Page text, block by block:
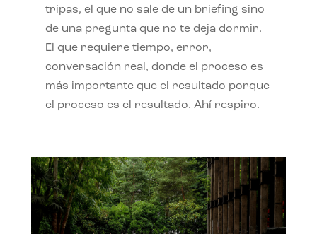
tripas, el que no sale de un briefing sino
de una pregunta que no te deja dormir.
El que requiere tiempo, error,
conversación real, donde el proceso es
más importante que el resultado porque
el proceso es el resultado. Ahí respiro.